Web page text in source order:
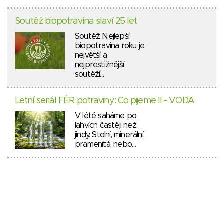
Soutěž biopotravina slaví 25 let
Soutěž Nejlepší
biopotravina roku je
největší a
nejprestižnější
soutěží…
Letní seriál FÉR potraviny: Co pijeme II - VODA
V létě saháme po
lahvích častěji než
jindy. Stolní, minerální,
pramenitá, nebo…